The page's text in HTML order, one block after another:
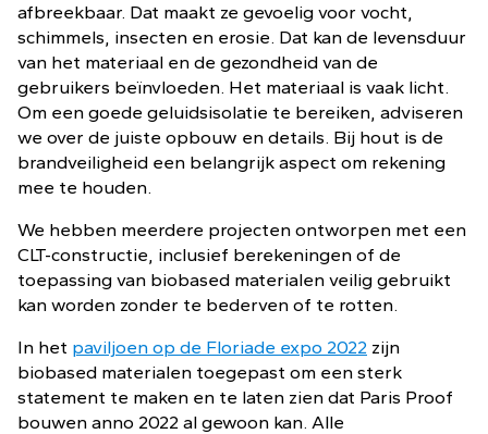
afbreekbaar. Dat maakt ze gevoelig voor vocht,
schimmels, insecten en erosie. Dat kan de levensduur
van het materiaal en de gezondheid van de
gebruikers beïnvloeden. Het materiaal is vaak licht.
Om een goede geluidsisolatie te bereiken, adviseren
we over de juiste opbouw en details. Bij hout is de
brandveiligheid een belangrijk aspect om rekening
mee te houden.
We hebben meerdere projecten ontworpen met een
CLT-constructie, inclusief berekeningen of de
toepassing van biobased materialen veilig gebruikt
kan worden zonder te bederven of te rotten.
In het paviljoen op de Floriade expo 2022 zijn
biobased materialen toegepast om een sterk
statement te maken en te laten zien dat Paris Proof
bouwen anno 2022 al gewoon kan. Alle